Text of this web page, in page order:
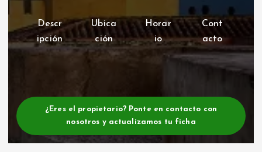
Descr
ipción
Ubica
ción
Horar
io
Cont
acto
¿Eres el propietario? Ponte en contacto con
nosotros y actualizamos tu ficha